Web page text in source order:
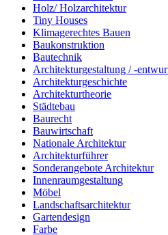
Holz/ Holzarchitektur
Tiny Houses
Klimagerechtes Bauen
Baukonstruktion
Bautechnik
Architekturgestaltung / -
Architekturgeschichte
Architekturtheorie
Städtebau
Baurecht
Bauwirtschaft
Nationale Architektur
Architekturführer
Sonderangebote Architektur
Innenraumgestaltung
Möbel
Landschaftsarchitektur
Gartendesign
Farbe